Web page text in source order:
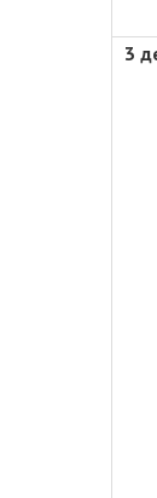
3